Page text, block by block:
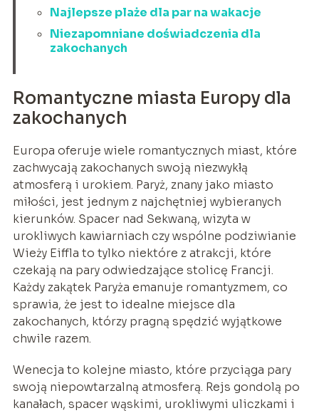
Najlepsze plaże dla par na wakacje
Niezapomniane doświadczenia dla
zakochanych
Romantyczne miasta Europy dla
zakochanych
Europa oferuje wiele romantycznych miast, które
zachwycają zakochanych swoją niezwykłą
atmosferą i urokiem. Paryż, znany jako miasto
miłości, jest jednym z najchętniej wybieranych
kierunków. Spacer nad Sekwaną, wizyta w
urokliwych kawiarniach czy wspólne podziwianie
Wieży Eiffla to tylko niektóre z atrakcji, które
czekają na pary odwiedzające stolicę Francji.
Każdy zakątek Paryża emanuje romantyzmem, co
sprawia, że jest to idealne miejsce dla
zakochanych, którzy pragną spędzić wyjątkowe
chwile razem.
Wenecja to kolejne miasto, które przyciąga pary
swoją niepowtarzalną atmosferą. Rejs gondolą po
kanałach, spacer wąskimi, urokliwymi uliczkami i